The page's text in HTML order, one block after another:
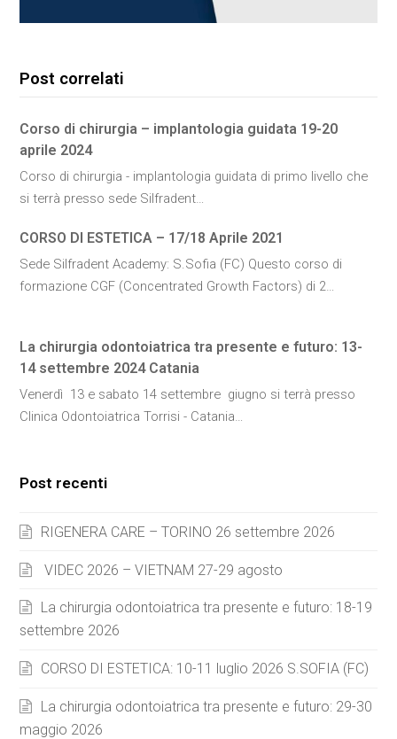
Post correlati
Corso di chirurgia – implantologia guidata 19-20
aprile 2024
Corso di chirurgia - implantologia guidata di primo livello che
si terrà presso sede Silfradent…
CORSO DI ESTETICA – 17/18 Aprile 2021
Sede Silfradent Academy: S.Sofia (FC) Questo corso di
formazione CGF (Concentrated Growth Factors) di 2…
La chirurgia odontoiatrica tra presente e futuro: 13-
14 settembre 2024 Catania
Venerdì 13 e sabato 14 settembre giugno si terrà presso
Clinica Odontoiatrica Torrisi - Catania…
Post recenti
RIGENERA CARE – TORINO 26 settembre 2026
VIDEC 2026 – VIETNAM 27-29 agosto
La chirurgia odontoiatrica tra presente e futuro: 18-19
settembre 2026
CORSO DI ESTETICA: 10-11 luglio 2026 S.SOFIA (FC)
La chirurgia odontoiatrica tra presente e futuro: 29-30
maggio 2026